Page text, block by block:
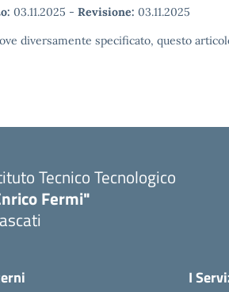
03.11.2025 - Revisione: 03.11.2025
diversamente specificato, questo
Tecnico Tecnologico
Fermi"
I